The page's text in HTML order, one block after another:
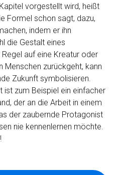
vorgestellt wird, heißt
Formel schon sagt, dazu,
indem er ihn
die Gestalt eines
auf eine Kreatur oder
Menschen zurückgeht, kann
Zukunft symbolisieren.
zum Beispiel ein einfacher
der an die Arbeit in einem
der zaubernde Protagonist
nie kennenlernen möchte.